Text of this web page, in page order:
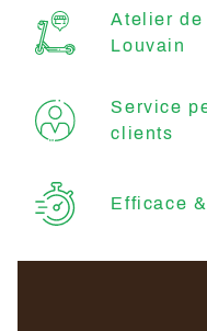
Atelier de
Louvain
Service
clients
Efficace